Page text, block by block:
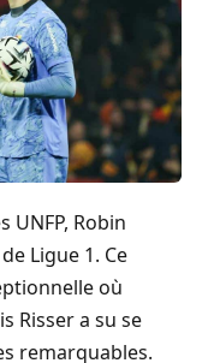
UNFP, Robin
Ligue 1. Ce
où
Risser a su se
remarquables.